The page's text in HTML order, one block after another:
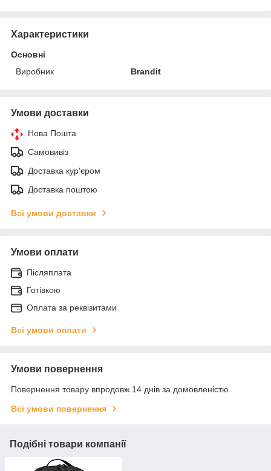
Характеристики
Основні
Виробник
Brandit
Умови доставки
Нова Пошта
Самовивіз
Доставка кур'єром
Доставка поштою
Всі умови доставки
Умови оплати
Післяплата
Готівкою
Оплата за реквізитами
Всі умови оплати
Умови повернення
Повернення товару впродовж 14 днів за домовленістю
Всі умови повернення
Подібні товари компанії